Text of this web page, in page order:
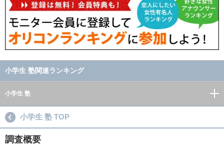
小学生 塾関連ランキング
小学生 塾
小学生 塾 TOP
調査概要